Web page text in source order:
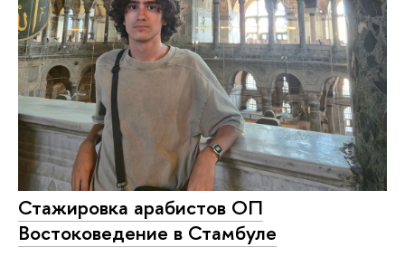
Стажировка арабистов ОП
Востоковедение в Стамбуле